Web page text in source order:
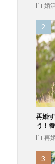
婚
再婚
う！
再